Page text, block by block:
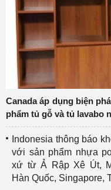
Canada áp dụng biện
phẩm tủ gỗ và tủ lavabo
Indonesia thông báo
với sản phẩm nhựa
xứ từ Ả Rập Xê Út,
Hàn Quốc, Singapore,